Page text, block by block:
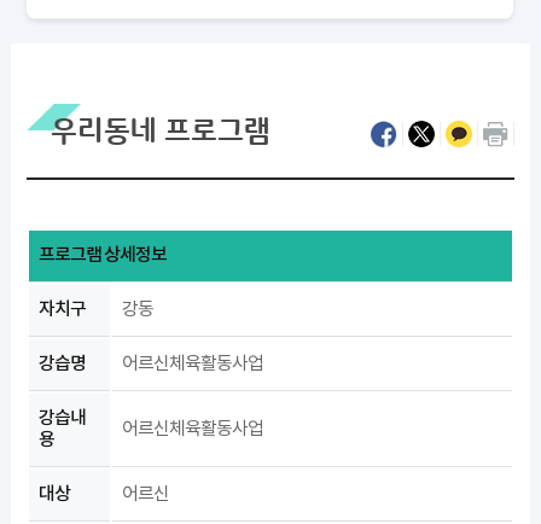
우리동네 프로그램
프로그램 상세정보
자치구 강동
강습명 어르신체육활동사업
강습내
용
어르신체육활동사업
대상 어르신